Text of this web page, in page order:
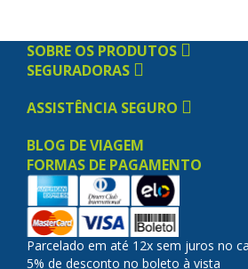
SOBRE OS PRODUTOS
SEGURADORAS
ASSISTÊNCIA SEGURO
BLOG DE VIAGEM
FORMAS DE PAGAMENTO
Parcelado em até 12x sem juros no
5% de desconto no boleto à vista